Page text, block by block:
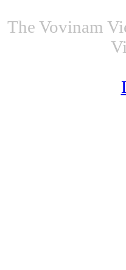
The Vovinam